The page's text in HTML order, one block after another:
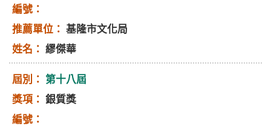
基隆市文化局
繆傑華
第十八屆
銀質獎